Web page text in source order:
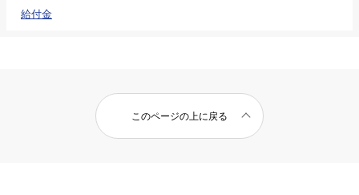
給付金
このページの上に戻る